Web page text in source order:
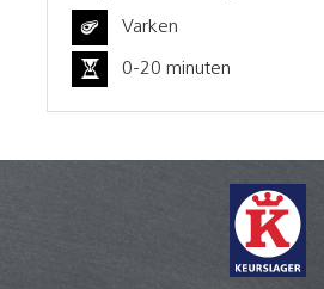
Varken
0-20 minuten